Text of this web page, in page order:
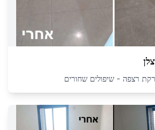
רצפה - שיפולים שחורים